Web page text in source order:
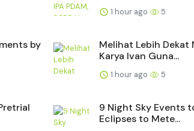
1 hour ago 5
by
Melihat Lebih Dekat
Karya Ivan Guna...
1 hour ago 5
9 Night Sky Events
Eclipses to Mete...